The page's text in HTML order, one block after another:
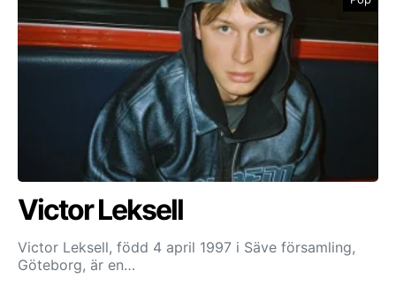
Victor Leksell
Victor Leksell, född 4 april 1997 i Säve församling,
Göteborg, är en…